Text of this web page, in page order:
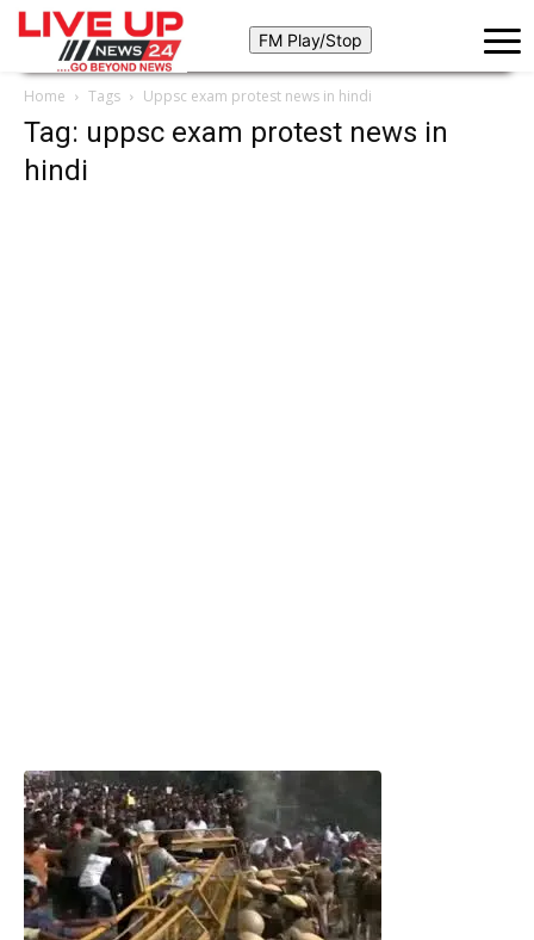
Home Tags Uppsc exam protest news in hindi
Tag: uppsc exam protest news in
hindi